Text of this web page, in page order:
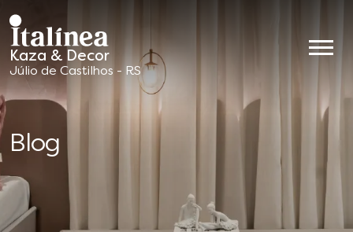
Kaza & Decor
Móveis
Planejados
Júlio de Castilhos - RS
Blog